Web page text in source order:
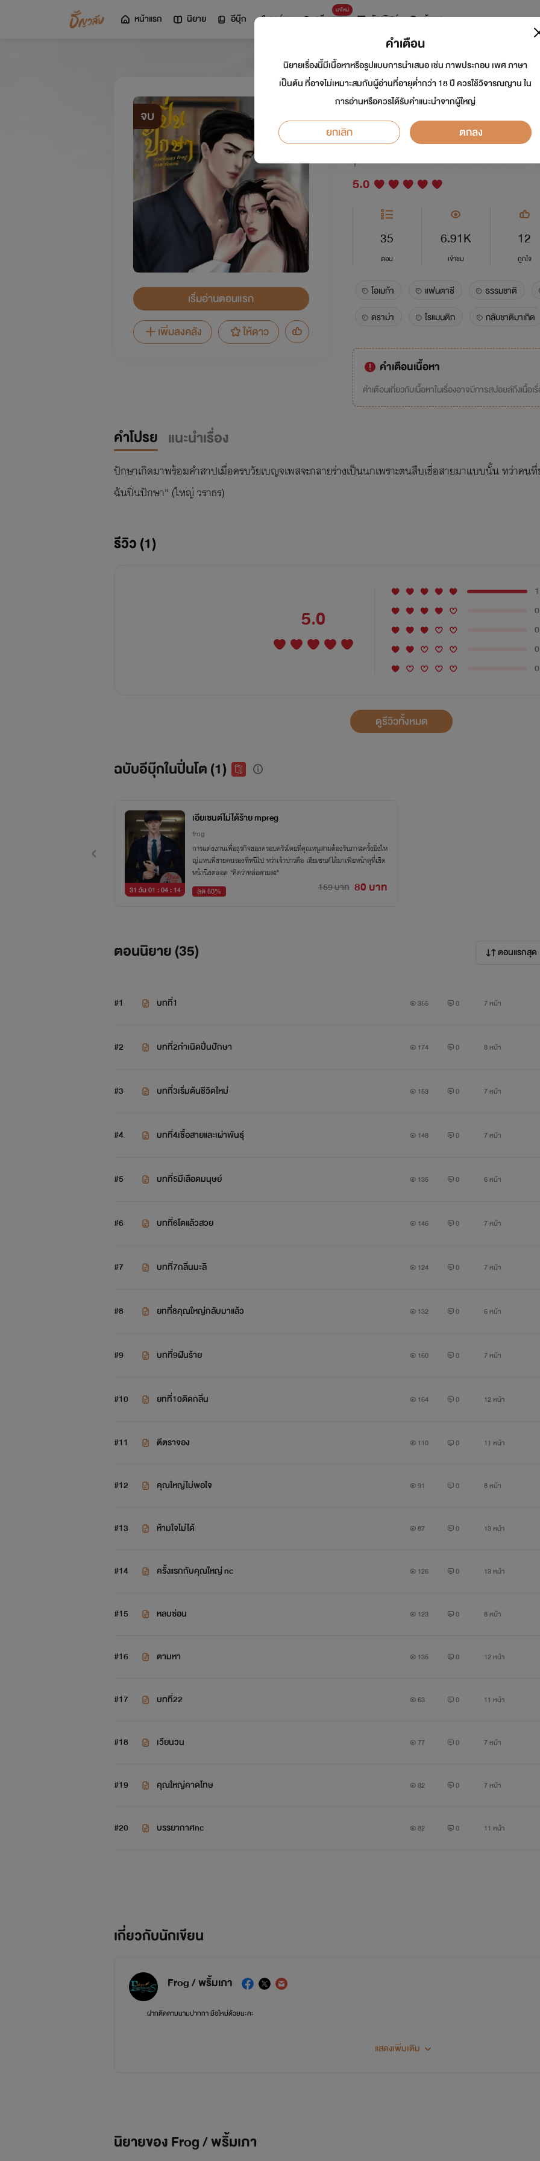
หน้าแรก นิยาย อีบุ๊ก การ์ตูน
มาใหม่
ดรีมแชท ธัญลิสต์ ค้นหา
จบ
เริ่มอ่านตอนแรก
เพิ่มลงคลัง
ให้ดาว
ปิ่นปักษา
,mpreg]อ่านฟรีทยอ
นักเขียน:Frog / พริ้มเภา
Y
5.0
35
ตอน
6.91K
เข้าชม
12
ถูกใจ
โอเมก้า แฟนตาซี ธรรมชาติ
ดราม่า
โรแมนติก กลับชาติมาเกิด
คำเตือนเนื้อหา
คำเตือนเกี่ยวกับเนื้อหาในเรื่องอาจมีการสปอยล์ถึงเนื้อเ
คำโปรย แนะนำเรื่อง
ปักษาเกิดมาพร้อมคำสาปเมื่อครบวัยเบญจเพสจะกลายร่างเป็นนกเพราะตนสืบเชื่อสายมาแบบนั้น ทว่าคนทึ่
ฉันปิ่นปักษา" (ใหญ่ วราธร)
รีวิว (1)
5.0
1
0
0
0
0
ดูรีวิวทั้งหมด
ฉบับอีบุ๊กในปิ่นโต (1)
31 วัน 01 : 04 : 13
เอียเซนต์ไม่ได้ร้าย mpreg
frog
การแต่งงานเพื่อธุรกิจของครอบครัวโดยที่คุณหนูสามต้องรับภาระครั้งยิ่งให
ญ่แทนพี่ชายคนรองที่หนีไป ทว่าเจ้าบ่าวคือ เฮียเซนต์ไอ้มาเฟียหน้าดุที่เชิด
หน้านิ่งตลอด "คิดว่าหล่อตายละ"
ลด 50%
159 บาท 80 บาท
ตอนนิยาย (35) ตอนแรกสุด
#1 บทที่1 355 0 7 หน้า
#2 บทที่2กำเนิดปิ่นปักษา 174 0 8 หน้า
#3 บทที่3เริ่มต้นชีวิตใหม่ 153 0 7 หน้า
#4 บทที่4เชื้อสายและเผ่าพันธุ์ 148 0 7 หน้า
#5 บทที่5มีเลือดมนุษย์ 135 0 6 หน้า
#6 บทที่6โตแล้วสวย 146 0 7 หน้า
#7 บทที่7กลิ่นมะลิ 124 0 7 หน้า
#8 ยทที่8คุณใหญ่กลับมาแล้ว 132 0 6 หน้า
#9 บทที่9ฝันร้าย 160 0 7 หน้า
#10 ยทที่10ติดกลิ่น 164 0 12 หน้า
#11 ตีตราจอง 110 0 11 หน้า
#12 คุณใหญ่ไม่พอใจ 91 0 8 หน้า
#13 ห้ามใจไม่ได้ 87 0 13 หน้า
#14 ครั้งแรกกับคุณใหญ่ nc 126 0 13 หน้า
#15 หลบซ่อน 123 0 8 หน้า
#16 ตามหา 135 0 12 หน้า
#17 บทที่22 63 0 11 หน้า
#18 เวียนวน 77 0 7 หน้า
#19 คุณใหญ่คาดโทษ 82 0 7 หน้า
#20 บรรยากาศnc 82 0 11 หน้า
เกี่ยวกับนักเขียน
Frog / พริ้มเภา
ฝากติดตามนามปากกา มือใหม่ด้วยนะคะ
แสดงเพิ่มเติม
นิยายของ Frog / พริ้มเภา
คำเตือน
นิยายเรื่องนี้มีเนื้อหาหรือรูปแบบการนำเสนอ เช่น ภาพประกอบ เพศ ภาษา
เป็นต้น ที่อาจไม่เหมาะสมกับผู้อ่านที่อายุต่ำกว่า 18 ปี ควรใช้วิจารณญาน ใน
การอ่านหรือควรได้รับคำแนะนำจากผู้ใหญ่
ยกเลิก ตกลง